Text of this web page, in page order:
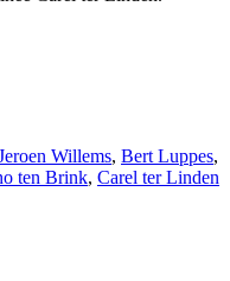
Willems, Bert Luppes,
ten Brink, Carel ter Linden